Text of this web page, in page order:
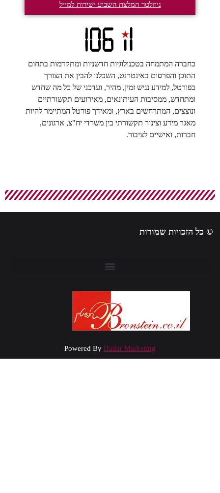
ניוזלטר המלצת השבוע ישירות למייל
כחברה המתמחה בטכנולוגיות חדשניות ומתקדמות בתחום
התוכן והפרסום באינטרנט, השכלנו להבין את הצורך
בפורטל, למידע נגיש זמין, מהיר, ועדכני של כל מה שחדש
ומתחדש, ממסיבות העיתונאים, מאירועים תקשורתיים
ונוצצים, המתרחשים בארץ, ומאידך פורטל המתיימר להיות
מאגר מידע וצינור תקשורתי בין משרדי יח"צ, ארגונים,
חברות, ואישיים לציבור.
כל הזכויות שמורות
Powered ByHadar Marketing